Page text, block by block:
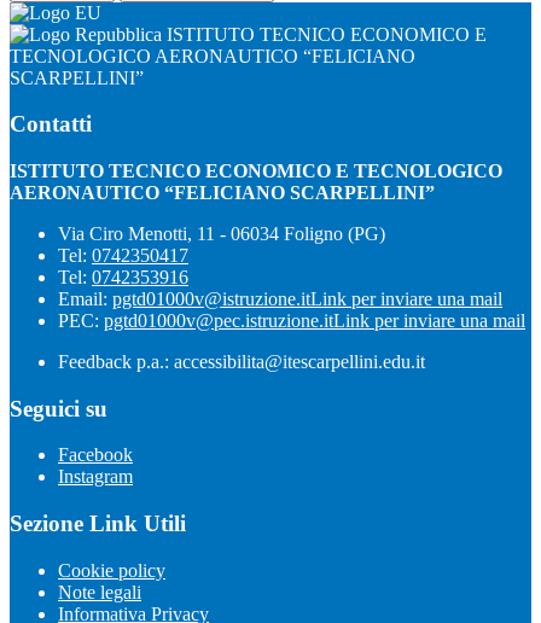
ISTITUTO TECNICO ECONOMICO E
TECNOLOGICO AERONAUTICO “FELICIANO
SCARPELLINI”
Contatti
ISTITUTO TECNICO ECONOMICO E TECNOLOGICO
AERONAUTICO “FELICIANO SCARPELLINI”
Via Ciro Menotti, 11 - 06034 Foligno (PG)
Tel: 0742350417
Tel: 0742353916
Email: pgtd01000v@istruzione.itLink per inviare una mail
PEC: pgtd01000v@pec.istruzione.itLink per inviare una mail
Feedback p.a.: accessibilita@itescarpellini.edu.it
Seguici su
Facebook
Instagram
Sezione Link Utili
Cookie policy
Note legali
Informativa Privacy